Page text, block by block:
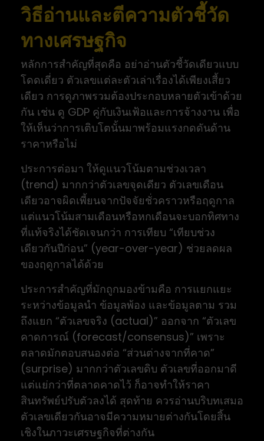
วิธีอ่านและตีความตัวชี้วัด
ทางเศรษฐกิจ
หลักการสำคัญที่สุดคือ อย่าอ่านตัวชี้วัดเดียวแบบ
โดดเดี่ยว ตัวเลขแต่ละตัวเล่าเรื่องได้เพียงเสี้ยว
เดียว การดูภาพรวมต้องประกอบหลายตัวเข้าด้วย
กัน เช่น ดู GDP คู่กับเงินเฟ้อและการจ้างงาน เพื่อ
ให้เห็นว่าการเติบโตนั้นมาพร้อมแรงกดดันด้าน
ราคาหรือไม่
ประการต่อมา ให้ดูแนวโน้มตามช่วงเวลา
(trend) มากกว่าตัวเลขจุดเดียว ตัวเลขเดือน
เดียวอาจผิดเพี้ยนจากปัจจัยชั่วคราวหรือฤดูกาล
แต่แนวโน้มสามเดือนหรือหกเดือนจะบอกทิศทาง
ที่แท้จริงได้ชัดเจนกว่า การเทียบ “เทียบช่วง
เดียวกันปีก่อน” (year-over-year) ช่วยลดผล
ของฤดูกาลได้ด้วย
ประการสำคัญที่มักถูกมองข้ามคือ การแยกแยะ
ระหว่างข้อมูลนำ ข้อมูลพ้อง และข้อมูลตาม รวม
ถึงแยก “ตัวเลขจริง (actual)” ออกจาก “ตัวเลข
คาดการณ์ (forecast/consensus)” เพราะ
ตลาดมักตอบสนองต่อ “ส่วนต่างจากที่คาด”
(surprise) มากกว่าตัวเลขดิบ ตัวเลขที่ออกมาดี
แต่แย่กว่าที่ตลาดคาดไว้ ก็อาจทำให้ราคา
สินทรัพย์ปรับตัวลงได้ สุดท้าย ควรอ่านบริบทเสมอ
ตัวเลขเดียวกันอาจมีความหมายต่างกันโดยสิ้น
เชิงในภาวะเศรษฐกิจที่ต่างกัน